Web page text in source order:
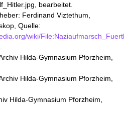
bearbeitet.
Ferdinand Viztethum,
Quelle:
wiki/
Hilda-Gymnasium Pforzheim,
Hilda-Gymnasium Pforzheim,
Hilda-Gymnasium Pforzheim,